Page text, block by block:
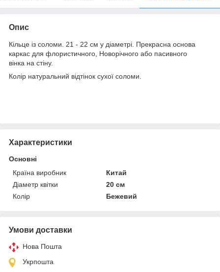
Опис
Кільце із соломи. 21 - 22 см у діаметрі. Прекрасна основа
каркас для флористичного, Новорічного або пасивного
вінка на стіну.
Колір натуральний відтінок сухої соломи.
Характеристики
Основні
Країна виробник
Китай
Діаметр квітки
20 см
Колір
Бежевий
Умови доставки
Нова Пошта
Укрпошта